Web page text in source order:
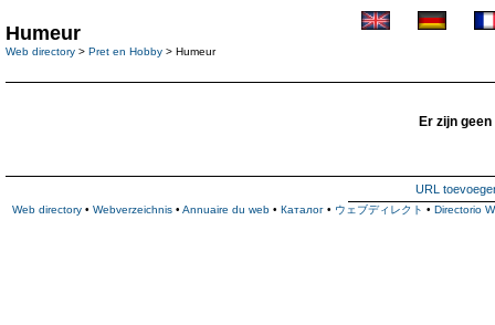
Humeur
Web directory > Pret en Hobby > Humeur
Er zijn
URL
Web directory • Webverzeichnis • Annuaire du web • Каталог • ウェブディレクト • Directorio